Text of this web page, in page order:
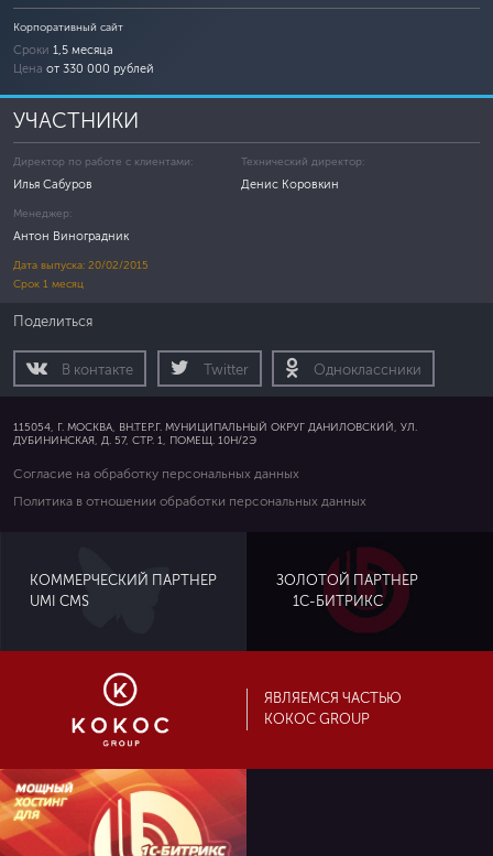
Корпоративный сайт
Сроки 1,5 месяца
Цена от 330 000 рублей
УЧАСТНИКИ
Директор по работе с клиентами:
Илья Сабуров
Технический директор:
Денис Коровкин
Менеджер:
Антон Виноградник
Дата выпуска: 20/02/2015
Срок 1 месяц
Поделиться
В контакте Twitter Одноклассники
115054, Г. МОСКВА, ВН.ТЕР.Г. МУНИЦИПАЛЬНЫЙ ОКРУГ ДАНИЛОВСКИЙ, УЛ.
ДУБИНИНСКАЯ, Д. 57, СТР. 1, ПОМЕЩ. 10Н/2Э
Согласие на обработку персональных данных
Политика в отношении обработки персональных данных
КОММЕРЧЕСКИЙ ПАРТНЕР
UMI CMS
ЗОЛОТОЙ ПАРТНЕР
1С-БИТРИКС
ЯВЛЯЕМСЯ ЧАСТЬЮ
KOKOC GROUP